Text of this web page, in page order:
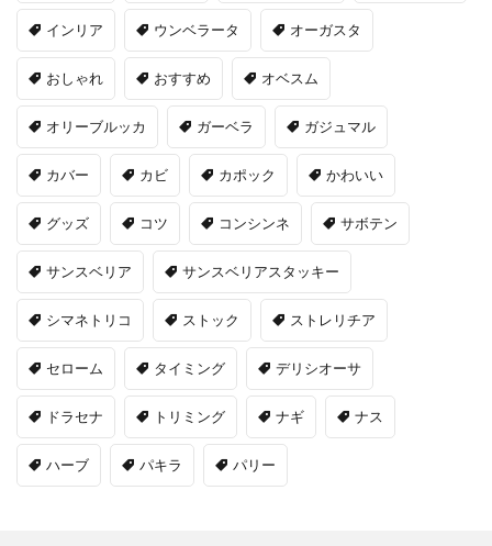
インリア ウンベラータ オーガスタ
おしゃれ おすすめ オベスム
オリーブルッカ ガーベラ ガジュマル
カバー カビ カポック かわいい
グッズ コツ コンシンネ サボテン
サンスベリア サンスベリアスタッキー
シマネトリコ ストック ストレリチア
セローム タイミング デリシオーサ
ドラセナ トリミング ナギ ナス
ハーブ パキラ パリー